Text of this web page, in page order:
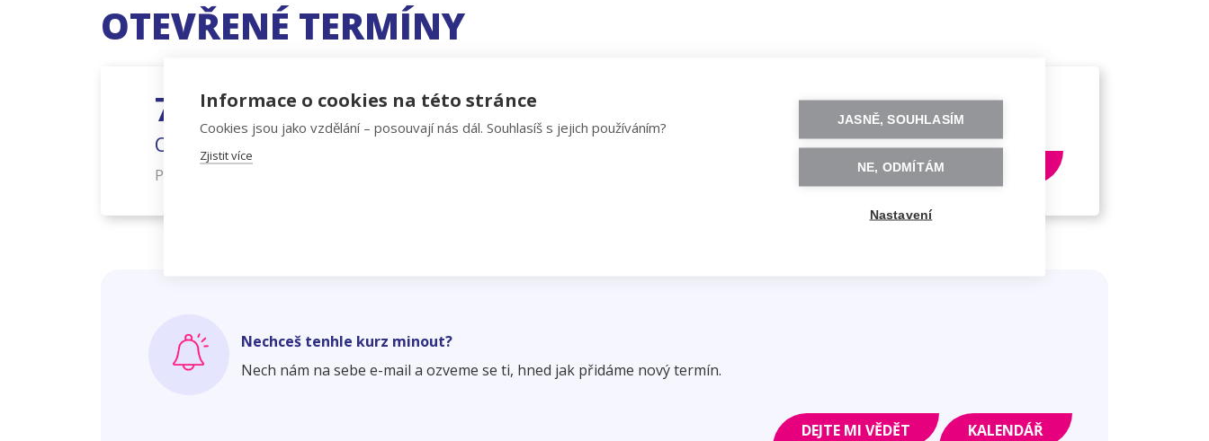
OTEVŘENÉ TERMÍNY
7 9.
Online
Po
Hlavní lektor Kontaktní osoba
Kamila Konývková Kostřicová
Zdarma
PŘIHLÁSIT SE
Nechceš tenhle kurz minout?
Nech nám na sebe e-mail a ozveme se ti, hned jak přidáme nový termín.
DEJTE MI VĚDĚT KALENDÁŘ
Informace o cookies na této stránce
Cookies jsou jako vzdělání – posouvají nás dál. Souhlasíš s jejich používáním?
Zjistit více
JASNĚ, SOUHLASÍM
NE, ODMÍTÁM
Nastavení